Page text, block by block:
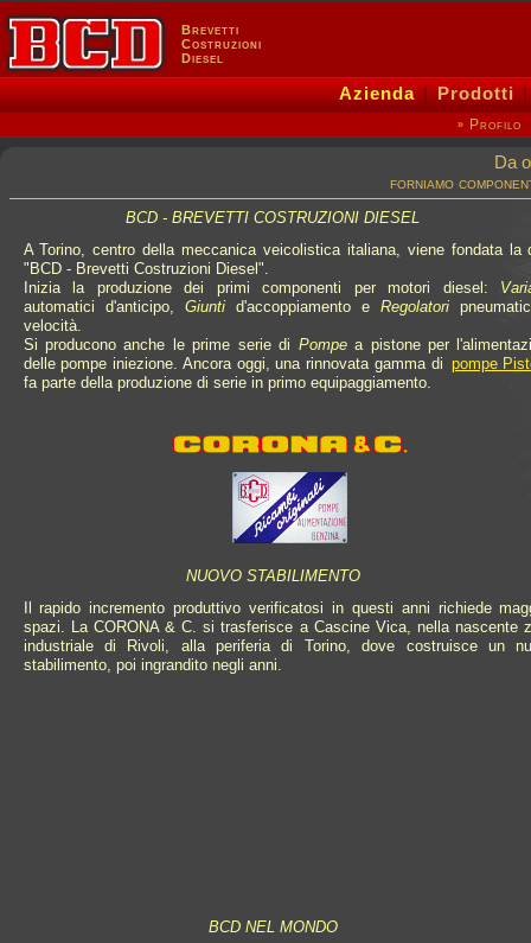
Brevetti
Costruzioni
Diesel
Azienda|Prodotti
» Profilo
Da
forniamo
BCD - BREVETTI COSTRUZIONI DIESEL
A Torino, centro della meccanica veicolistica italiana, viene fondata la
"BCD - Brevetti Costruzioni Diesel".
Inizia la produzione dei primi componenti per motori diesel:
automatici d'anticipo, Giuntid'accoppiamento eRegolatori
velocità.
Si producono anche le prime serie di Pompea pistone per
delle pompe iniezione. Ancora oggi, una rinnovata gamma di pompe
fa parte della produzione di serie in primo equipaggiamento.
NUOVO STABILIMENTO
Il rapido incremento produttivo verificatosi in questi anni richiede
spazi. La CORONA & C. si trasferisce a Cascine Vica, nella nascente
industriale di Rivoli, alla periferia di Torino, dove costruisce un
stabilimento, poi ingrandito negli anni.
BCD NEL MONDO